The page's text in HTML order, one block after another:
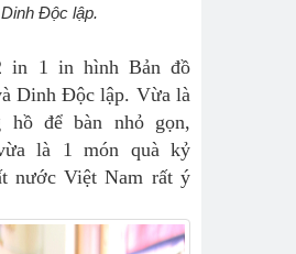
Dinh Độc lập.
in 1 in hình Bản đồ
Dinh Độc lập. Vừa là
hồ để bàn nhỏ gọn,
là 1 món quà kỷ
nước Việt Nam rất ý